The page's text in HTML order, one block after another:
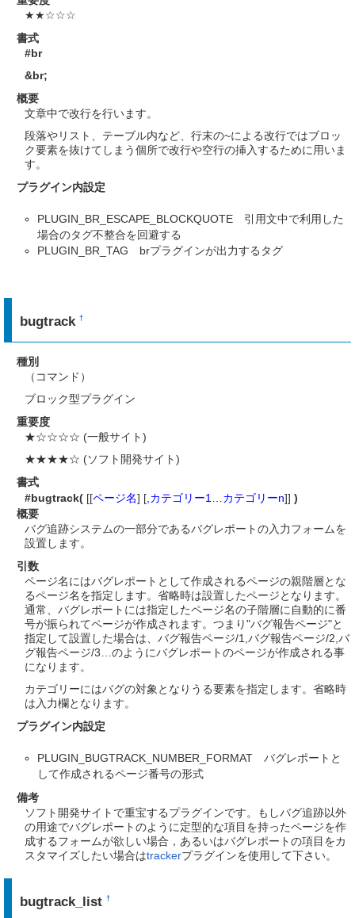
★★☆☆☆
書式
#br
&br;
概要
文章中で改行を行います。
段落やリスト、テーブル内など、行末の~による改行ではブロッ
ク要素を抜けてしまう個所で改行や空行の挿入するために用いま
す。
プラグイン内設定
PLUGIN_BR_ESCAPE_BLOCKQUOTE 引用文中で利用した
場合のタグ不整合を回避する
PLUGIN_BR_TAG brプラグインが出力するタグ
bugtrack†
種別
（コマンド）
ブロック型プラグイン
重要度
★☆☆☆☆ (一般サイト)
★★★★☆ (ソフト開発サイト)
書式
#bugtrack( [[ページ名] [ ,カテゴリー1…カテゴリーn]] )
概要
バグ追跡システムの一部分であるバグレポートの入力フォームを
設置します。
引数
ページ名にはバグレポートとして作成されるページの親階層とな
るページ名を指定します。省略時は設置したページとなります。
通常、バグレポートには指定したページ名の子階層に自動的に番
号が振られてページが作成されます。つまり"バグ報告ページ"と
指定して設置した場合は、バグ報告ページ/1,バグ報告ページ/2,バ
グ報告ページ/3…のようにバグレポートのページが作成される事
になります。
カテゴリーにはバグの対象となりうる要素を指定します。省略時
は入力欄となります。
プラグイン内設定
PLUGIN_BUGTRACK_NUMBER_FORMAT バグレポートと
して作成されるページ番号の形式
備考
ソフト開発サイトで重宝するプラグインです。もしバグ追跡以外
の用途でバグレポートのように定型的な項目を持ったページを作
成するフォームが欲しい場合，あるいはバグレポートの項目をカ
スタマイズしたい場合はtrackerプラグインを使用して下さい。
bugtrack_list†